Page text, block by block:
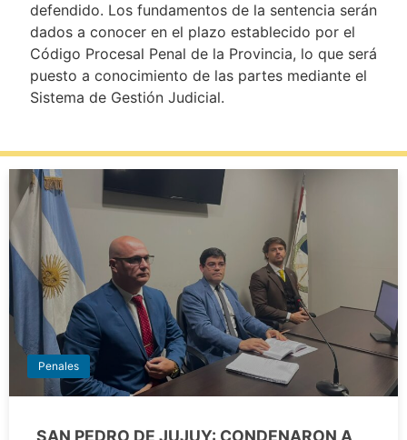
defendido. Los fundamentos de la sentencia serán
dados a conocer en el plazo establecido por el
Código Procesal Penal de la Provincia, lo que será
puesto a conocimiento de las partes mediante el
Sistema de Gestión Judicial.
Penales
SAN PEDRO DE JUJUY: CONDENARON A